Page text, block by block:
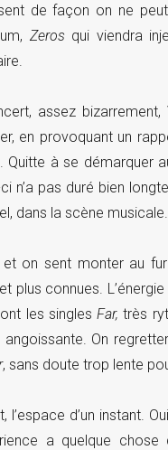
de façon on ne
Zeros qui viendra
assez
en provoquant un
à se démarquer
n’a pas duré bien
dans la scène musicale.
on sent monter au
plus connues.
les singles Far,très
On
, sans doute trop lente
d’un instant.
a quelque